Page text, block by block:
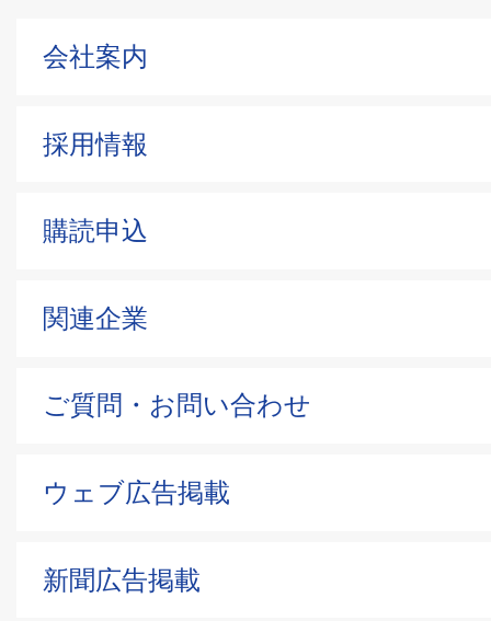
会社案内
採用情報
購読申込
関連企業
ご質問・お問い合わせ
ウェブ広告掲載
新聞広告掲載